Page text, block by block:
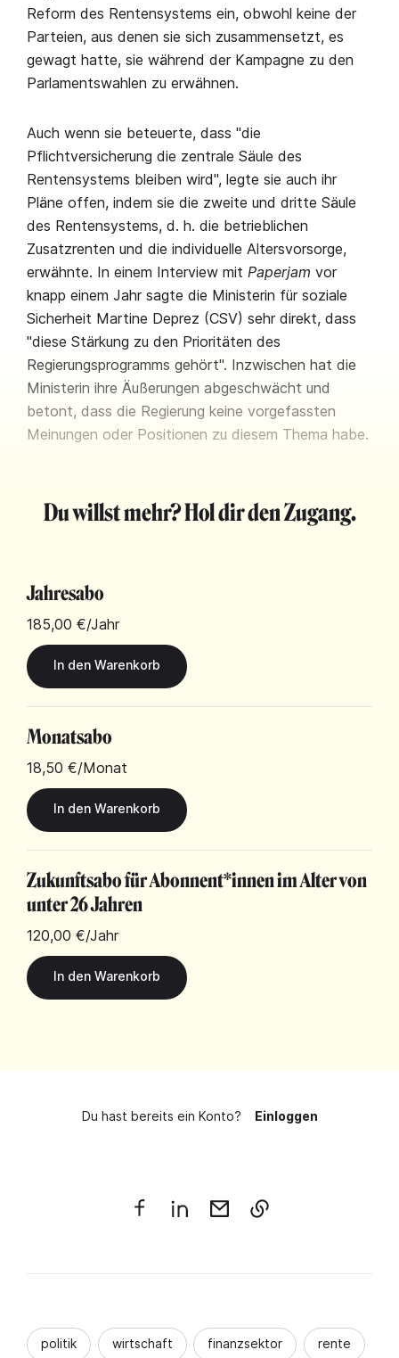
Reform des Rentensystems ein, obwohl keine der
Parteien, aus denen sie sich zusammensetzt, es
gewagt hatte, sie während der Kampagne zu den
Parlamentswahlen zu erwähnen.
Auch wenn sie beteuerte, dass "die
Pflichtversicherung die zentrale Säule des
Rentensystems bleiben wird", legte sie auch ihr
Pläne offen, indem sie die zweite und dritte Säule
des Rentensystems, d. h. die betrieblichen
Zusatzrenten und die individuelle Altersvorsorge,
erwähnte. In einem Interview mit Paperjam vor
knapp einem Jahr sagte die Ministerin für soziale
Sicherheit Martine Deprez (CSV) sehr direkt, dass
"diese Stärkung zu den Prioritäten des
Regierungsprogramms gehört". Inzwischen hat die
Ministerin ihre Äußerungen abgeschwächt und
betont, dass die Regierung keine vorgefassten
Meinungen oder Positionen zu diesem Thema habe.
Du willst mehr? Hol dir den Zugang.
Jahresabo
185,00 €/Jahr
Monatsabo
18,50 €/Monat
Zukunftsabo für Abonnent*innen im Alter von
unter 26 Jahren
120,00 €/Jahr
Du hast bereits ein Konto? Einloggen
politik wirtschaft finanzsektor rente